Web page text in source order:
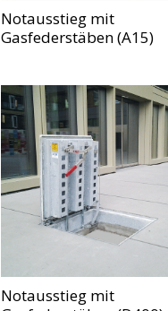
Notausstieg mit
Gasfederstäben (A15)
Notausstieg mit